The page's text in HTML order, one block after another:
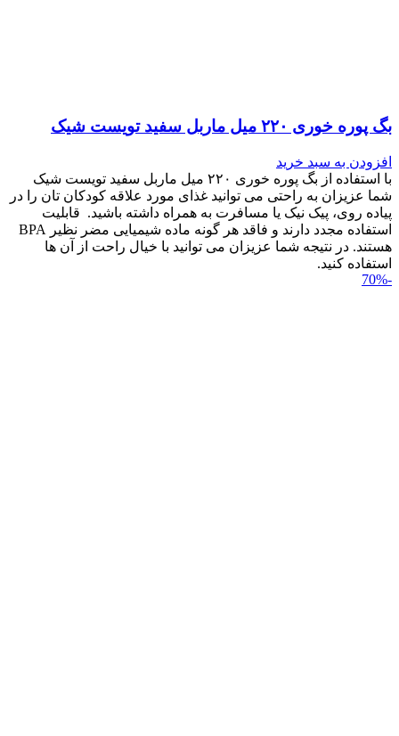
بگ پوره خوری ۲۲۰ میل ماربل سفید تویست شیک
افزودن به سبد خرید
با استفاده از بگ پوره خوری ۲۲۰ میل ماربل سفید تویست شیک
شما عزیزان به راحتی می توانید غذای مورد علاقه کودکان تان را در
پیاده روی، پیک نیک یا مسافرت به همراه داشته باشید. قابلیت
استفاده مجدد دارند و فاقد هر گونه ماده شیمیایی مضر نظیر BPA
هستند. در نتیجه شما عزیزان می توانید با خیال راحت از آن ها
استفاده کنید.
-70%